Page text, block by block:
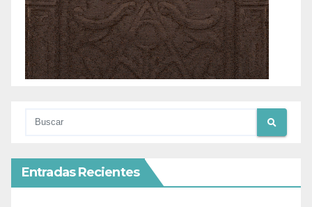
Entradas Recientes